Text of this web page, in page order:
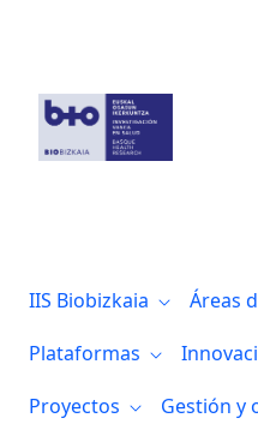
IIS Biobizkaia
Áreas
Plataformas
Proyectos
Gestión y